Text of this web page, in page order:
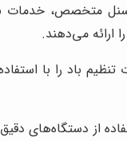
متخصص،
ارائه می‌دهند.
باد را با
از دستگاه‌های